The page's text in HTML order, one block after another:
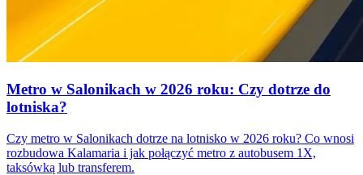
Metro w Salonikach w 2026 roku: Czy dotrze do
lotniska?
Czy metro w Salonikach dotrze na lotnisko w 2026 roku? Co wnosi
rozbudowa Kalamaria i jak połączyć metro z autobusem 1X,
taksówką lub transferem.